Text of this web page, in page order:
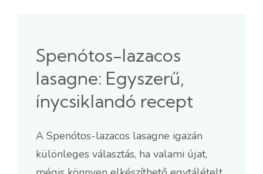
Spenótos-lazacos
lasagne: Egyszerű,
ínycsiklandó recept
A Spenótos-lazacos lasagne igazán
különleges választás, ha valami újat,